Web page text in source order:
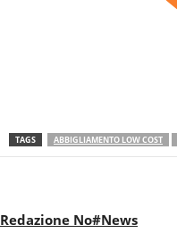
TAGS ABBIGLIAMENTO LOW COST
Redazione No#News